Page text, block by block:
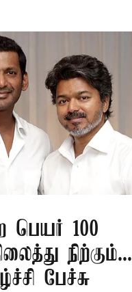
100
நிற்கும்...
பேச்சு